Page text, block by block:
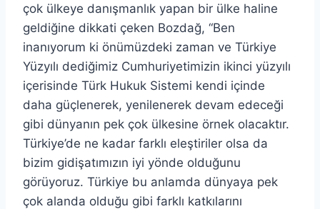
çok ülkeye danışmanlık yapan bir ülke haline
geldiğine dikkati çeken Bozdağ, “Ben
inanıyorum ki önümüzdeki zaman ve Türkiye
Yüzyılı dediğimiz Cumhuriyetimizin ikinci yüzyılı
içerisinde Türk Hukuk Sistemi kendi içinde
daha güçlenerek, yenilenerek devam edeceği
gibi dünyanın pek çok ülkesine örnek olacaktır.
Türkiye’de ne kadar farklı eleştiriler olsa da
bizim gidişatımızın iyi yönde olduğunu
görüyoruz. Türkiye bu anlamda dünyaya pek
çok alanda olduğu gibi farklı katkılarını